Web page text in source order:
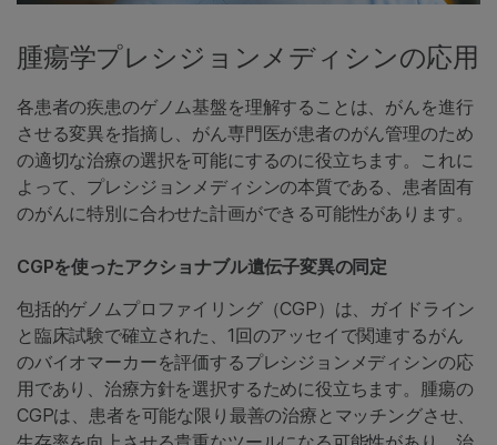
腫瘍学プレシジョンメディシンの応用
各患者の疾患のゲノム基盤を理解することは、がんを進行
させる変異を指摘し、がん専門医が患者のがん管理のため
の適切な治療の選択を可能にするのに役立ちます。これに
よって、プレシジョンメディシンの本質である、患者固有
のがんに特別に合わせた計画ができる可能性があります。
CGPを使ったアクショナブル遺伝子変異の同定
包括的ゲノムプロファイリング（CGP）は、ガイドライン
と臨床試験で確立された、1回のアッセイで関連するがん
のバイオマーカーを評価するプレシジョンメディシンの応
用であり、治療方針を選択するために役立ちます。腫瘍の
CGPは、患者を可能な限り最善の治療とマッチングさせ、